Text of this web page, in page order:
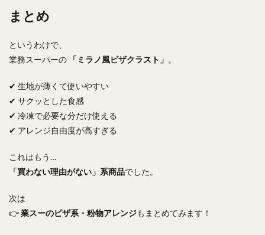
まとめ
というわけで、
業務スーパーの
「ミラノ風ピザクラスト」 。
✔ 生地が薄くて使いやすい
✔ サクッとした食感
✔ 冷凍で必要な分だけ使える
✔ アレンジ自由度が高すぎる
これはもう…
「買わない理由がない」系商品でした。
次は
👉業スーのピザ系・粉物アレンジもまとめてみます！